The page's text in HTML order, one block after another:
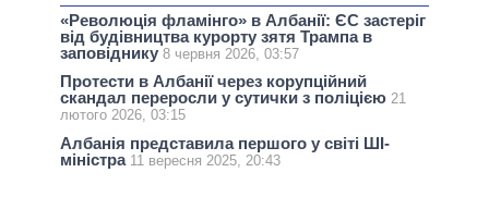
«Революція фламінго» в Албанії: ЄС застеріг
від будівництва курорту зятя Трампа в
заповіднику 8 червня 2026, 03:57
Протести в Албанії через корупційний
скандал переросли у сутички з поліцією 21
лютого 2026, 03:15
Албанія представила першого у світі ШІ-
міністра 11 вересня 2025, 20:43